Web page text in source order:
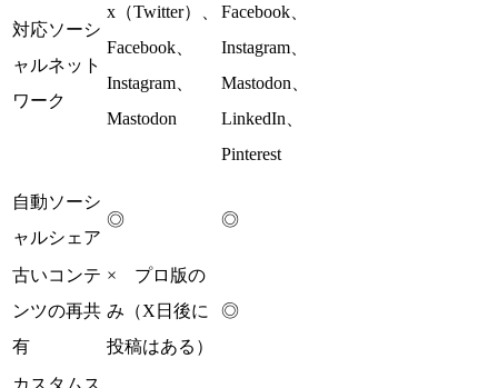
対応ソーシ
ャルネット
ワーク
x（Twitter）、
Facebook、
Instagram、
Mastodon
Facebook、
Instagram、
Mastodon、
LinkedIn、
Pinterest
自動ソーシ
ャルシェア
◎ ◎
古いコンテ
ンツの再共
有
× プロ版の
み（X日後に
投稿はある）
◎
カスタムス